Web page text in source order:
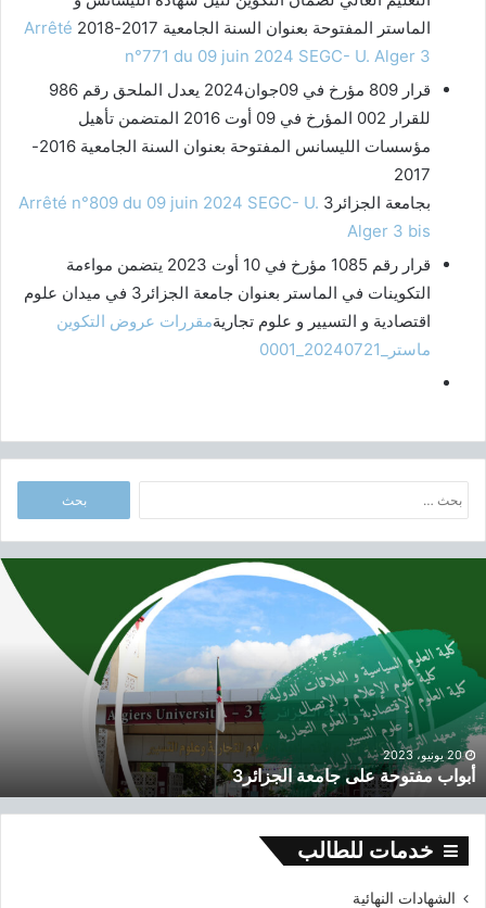
الماستر المفتوحة بعنوان السنة الجامعية 2017-2018
Arrêté
n°771 du 09 juin 2024 SEGC- U. Alger 3
قرار 809 مؤرخ في 09جوان2024 يعدل الملحق رقم 986
للقرار 002 المؤرخ في 09 أوت 2016 المتضمن تأهيل
مؤسسات الليسانس المفتوحة بعنوان السنة الجامعية 2016-
2017
بجامعة الجزائر3
Arrêté n°809 du 09 juin 2024 SEGC- U.
Alger 3 bis
قرار رقم 1085 مؤرخ في 10 أوت 2023 يتضمن مواءمة
التكوينات في الماستر بعنوان جامعة الجزائر3 في ميدان علوم
اقتصادية و التسيير و علوم تجاريةمقررات عروض التكوين
ماستر_20240721_0001
ل
ب
ح
ع
ن
:
م
ف
ت
ة
ع
20 يونيو، 2023
أبواب مفتوحة على جامعة الجزائر3
خدمات للطالب
الشهادات النهائية